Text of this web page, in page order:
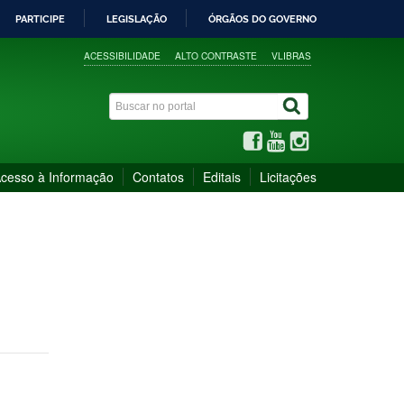
PARTICIPE LEGISLAÇÃO ÓRGÃOS DO GOVERNO
ACESSIBILIDADE ALTO CONTRASTE VLIBRAS
à Informação Contatos Editais Licitações